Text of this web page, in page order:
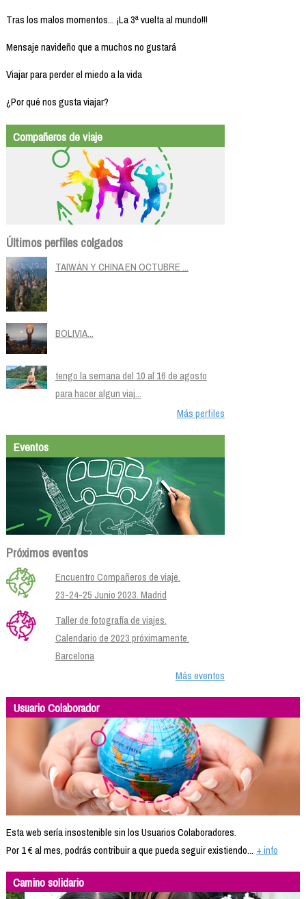
Tras los malos momentos... ¡La 3ª vuelta al mundo!!!
Mensaje navideño que a muchos no gustará
Viajar para perder el miedo a la vida
¿Por qué nos gusta viajar?
Compañeros de viaje
Últimos perfiles colgados
TAIWÁN Y CHINA EN OCTUBRE ...
BOLIVIA...
tengo la semana del 10 al 16 de agosto
para hacer algun viaj...
Más perfiles
Eventos
Próximos eventos
Encuentro Compañeros de viaje.
23-24-25 Junio 2023. Madrid
Taller de fotografía de viajes.
Calendario de 2023 próximamente.
Barcelona
Más eventos
Usuario Colaborador
Esta web sería insostenible sin los Usuarios Colaboradores.
Por 1 € al mes, podrás contribuir a que pueda seguir existiendo... + info
Camino solidario